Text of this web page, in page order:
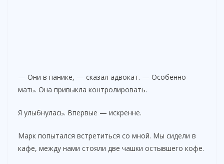
— Они в панике, — сказал адвокат. — Особенно
мать. Она привыкла контролировать.
Я улыбнулась. Впервые — искренне.
Марк попытался встретиться со мной. Мы сидели в
кафе, между нами стояли две чашки остывшего кофе.